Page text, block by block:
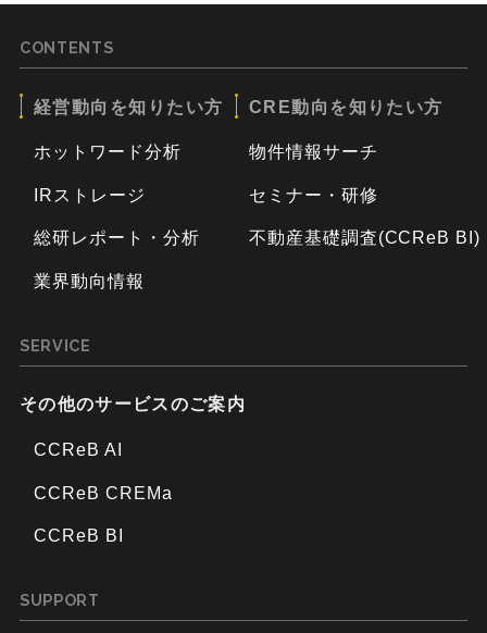
CONTENTS
経営動向を知りたい方
ホットワード分析
IRストレージ
総研レポート・分析
業界動向情報
CRE動向を知りたい方
物件情報サーチ
セミナー・研修
不動産基礎調査(CCReB BI)
SERVICE
その他のサービスのご案内
CCReB AI
CCReB CREMa
CCReB BI
SUPPORT